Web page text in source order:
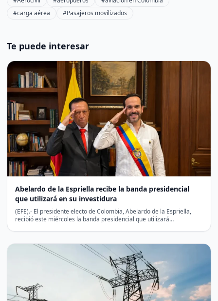
#carga aérea
#Pasajeros movilizados
Te puede interesar
Abelardo de la Espriella recibe la banda presidencial
que utilizará en su investidura
(EFE).- El presidente electo de Colombia, Abelardo de la Espriella,
recibió este miércoles la banda presidencial que utilizará…